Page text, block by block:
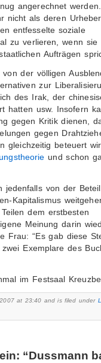
angerechnet
nicht als deren
entfesselte soziale
zu verlieren, wenn sie
Aufträgen
der völligen
zur
des Irak, der
hatten usw. Insofern
gegen Kritik dienen,
gegen
gleichzeitig beteuert
und schon
jedenfalls von der
Kapitalismus
dem erstbesten
Meinung darin
Frau: “Es gab diese
Exemplare des
im Festsaal
at 23:40 and is filed under
“Dussmann